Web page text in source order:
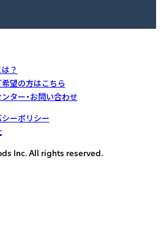
？
望の方はこちら
ター・お問い合わせ
ーポリシー
Inc. All rights reserved.